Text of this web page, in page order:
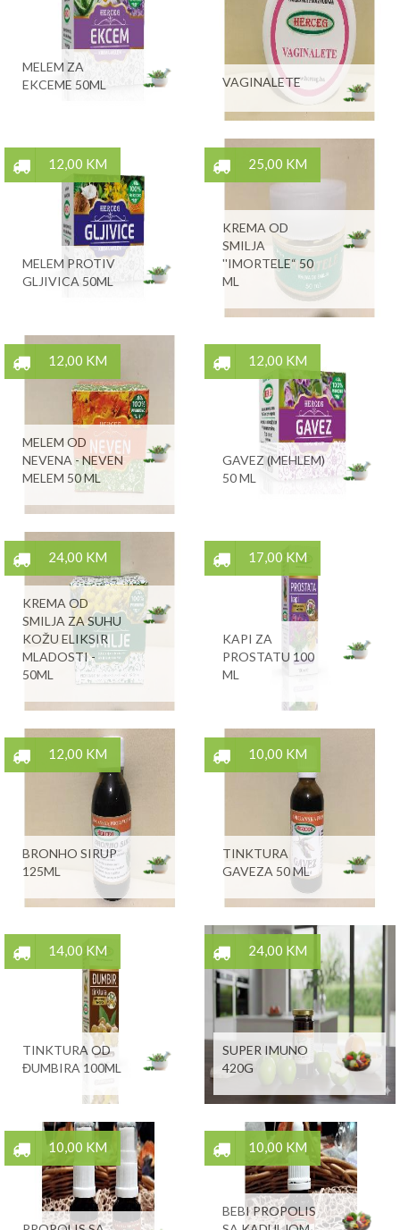
MELEM ZA
EKCEME 50ML
VAGINALETE
12,00 KM
MELEM PROTIV
GLJIVICA 50ML
25,00 KM
KREMA OD
SMILJA
''IMORTELE“ 50
ML
12,00 KM
MELEM OD
NEVENA - NEVEN
MELEM 50 ML
12,00 KM
GAVEZ (MEHLEM)
50 ML
24,00 KM
KREMA OD
SMILJA ZA SUHU
KOŽU ELIKSIR
MLADOSTI -
50ML
17,00 KM
KAPI ZA
PROSTATU 100
ML
12,00 KM
BRONHO SIRUP
125ML
10,00 KM
TINKTURA
GAVEZA 50 ML
14,00 KM
TINKTURA OD
ĐUMBIRA 100ML
24,00 KM
SUPER IMUNO
420G
10,00 KM 10,00 KM
BEBI PROPOLIS